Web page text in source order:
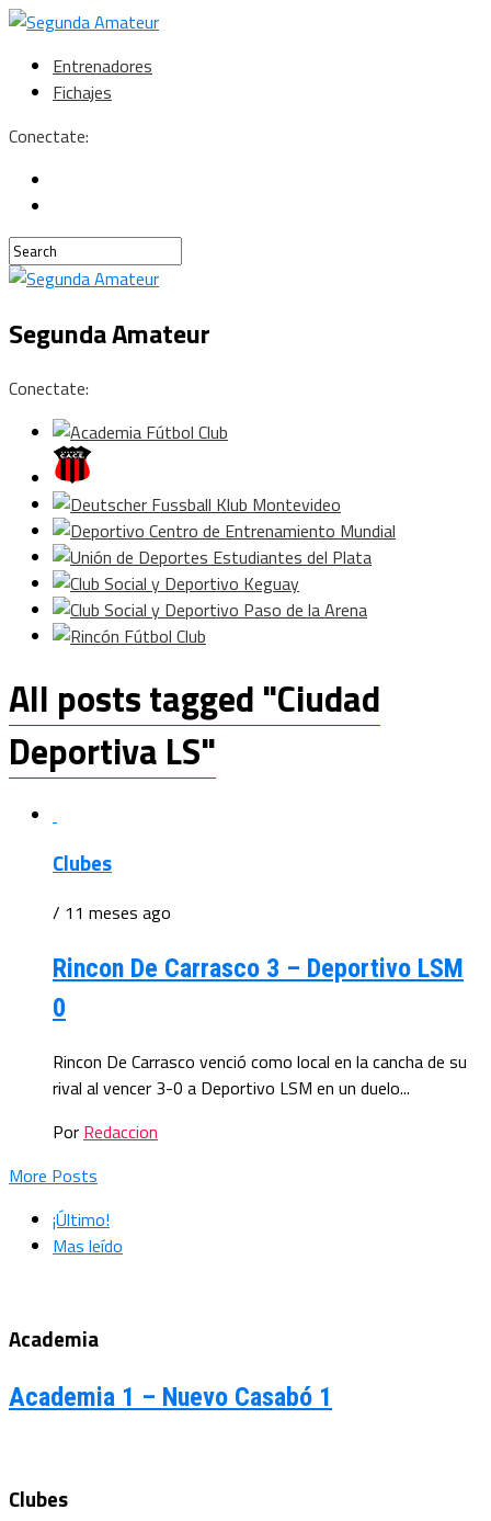
Entrenadores
Fichajes
Conectate:
Segunda Amateur
Conectate:
All posts tagged "Ciudad
Deportiva LS"
Clubes
/ 11 meses ago
Rincon De Carrasco 3 – Deportivo LSM
0
Rincon De Carrasco venció como local en la cancha de su
rival al vencer 3-0 a Deportivo LSM en un duelo...
Por Redaccion
More Posts
¡Último!
Mas leído
Academia
Academia 1 – Nuevo Casabó 1
Clubes